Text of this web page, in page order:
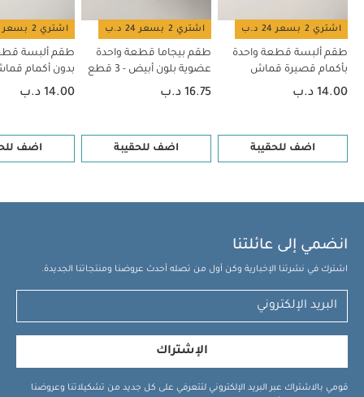
اشتري 2 بسعر 24 د.ب
طقم ألبسة قطعة واحدة
بأكمام قصيرة قماش
عضوي بلون أبيض - 5 قطع
14.00 د.ب
اضف للحقيبة
اشتري 2 بسعر 24 د.ب
طقم بيجاما قطعة واحدة
عضوية بلون أبيض - 3 قطع
16.75 د.ب
اضف للحقيبة
اشتري 2 بسعر 24 د.ب
طقم ألبسة
بدون أكمام
بلون أبيض - 5 قطع
14.00 د.ب
اضف
انضمي إلى عائلتنا
اشترك في نشرتنا الإخبارية وكن أول من تصله أحدث عروضنا ومنتجاتنا الجديدة.
الإشتراك
قومي بالاشتراك عبر البريد الإلكتروني لتتعرفي على كل جديد من تشكيلاتنا وعروضنا